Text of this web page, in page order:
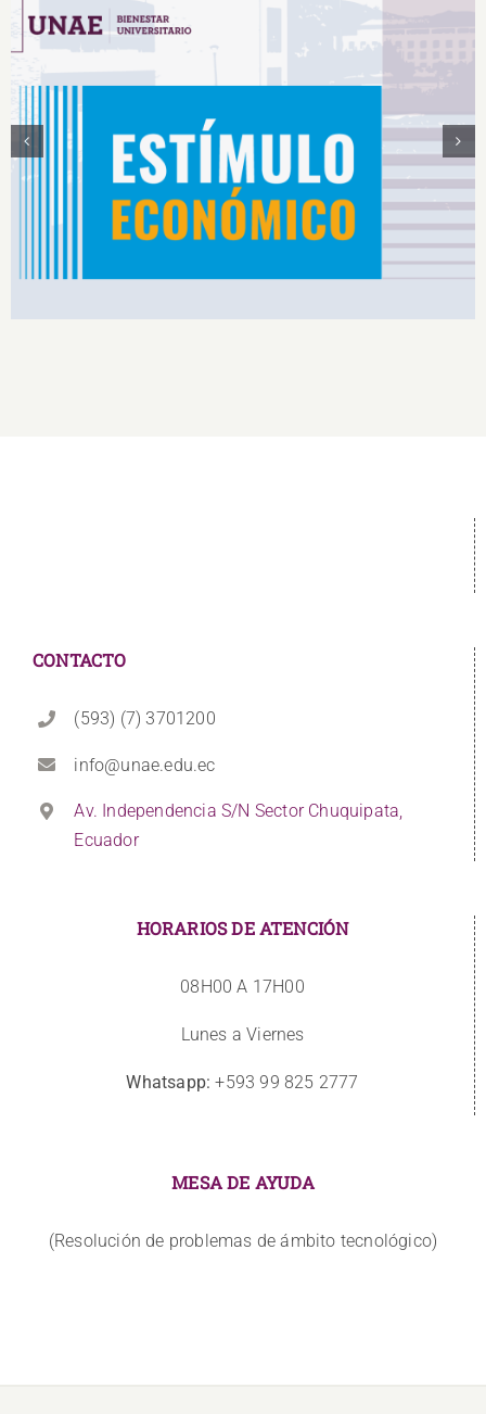
Estímulos Económicos para Deportistas de Alto
Rendimiento IS2026
CONTACTO
(593) (7) 3701200
info@unae.edu.ec
Av. Independencia S/N Sector Chuquipata,
Ecuador
HORARIOS DE ATENCIÓN
08H00 A 17H00
Lunes a Viernes
Whatsapp: +593 99 825 2777
MESA DE AYUDA
(Resolución de problemas de ámbito tecnológico)